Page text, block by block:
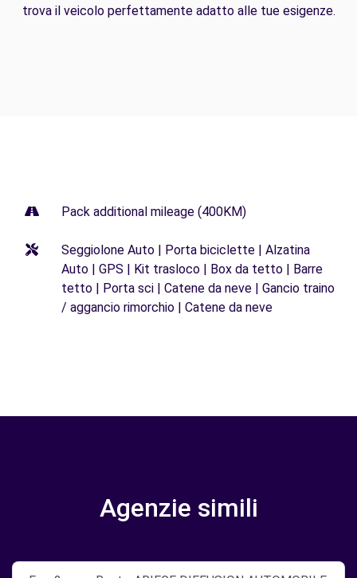
trova il veicolo perfettamente adatto alle tue esigenze.
Pack additional mileage (400KM)
Seggiolone Auto | Porta biciclette | Alzatina
Auto | GPS | Kit trasloco | Box da tetto | Barre
tetto | Porta sci | Catene da neve | Gancio traino
/ aggancio rimorchio | Catene da neve
Agenzie simili